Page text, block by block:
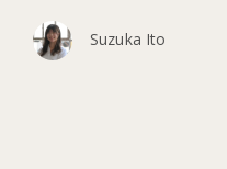
Suzuka Ito